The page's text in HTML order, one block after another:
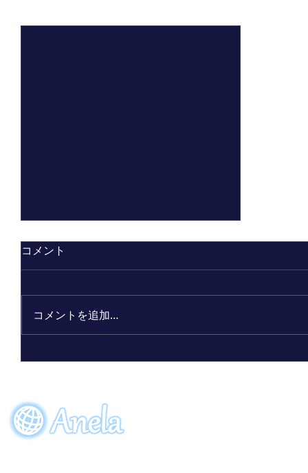
サンクスブルー」7月7日（火）発
売！
コメント
コメントを追加…